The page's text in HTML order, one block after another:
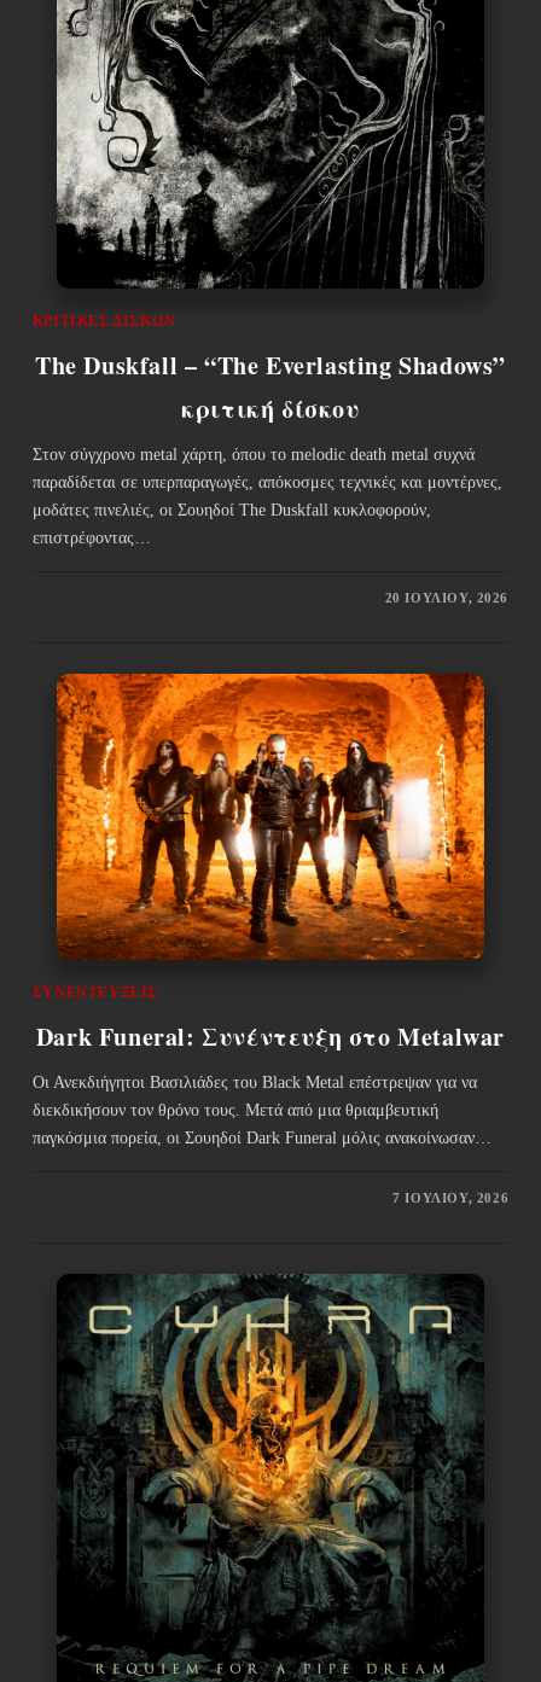
ΚΡΙΤΙΚΈΣ ΔΊΣΚΩΝ
The Duskfall – “The Everlasting Shadows”
κριτική δίσκου
Στον σύγχρονο metal χάρτη, όπου το melodic death metal συχνά
παραδίδεται σε υπερπαραγωγές, απόκοσμες τεχνικές και μοντέρνες,
μοδάτες πινελιές, οι Σουηδοί The Duskfall κυκλοφορούν,
επιστρέφοντας…
20 ΙΟΥΛΊΟΥ, 2026
ΣΥΝΕΝΤΕΎΞΕΙΣ
Dark Funeral: Συνέντευξη στο Metalwar
Οι Ανεκδιήγητοι Βασιλιάδες του Black Metal επέστρεψαν για να
διεκδικήσουν τον θρόνο τους. Μετά από μια θριαμβευτική
παγκόσμια πορεία, οι Σουηδοί Dark Funeral μόλις ανακοίνωσαν…
7 ΙΟΥΛΊΟΥ, 2026